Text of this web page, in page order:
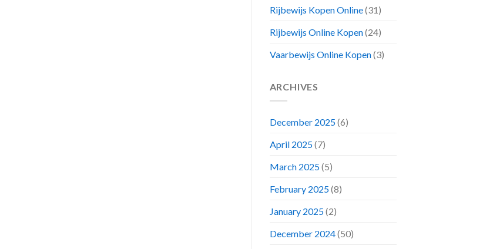
Rijbewijs Kopen Online(31)
Rijbewijs Online Kopen(24)
Vaarbewijs Online Kopen(3)
ARCHIVES
December 2025(6)
April 2025(7)
March 2025(5)
February 2025(8)
January 2025(2)
December 2024(50)